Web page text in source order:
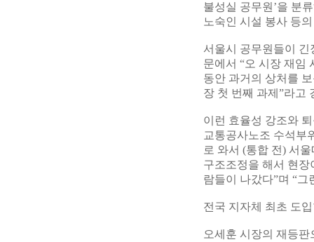
불성실 공무원’을 분
노숙인 시설 봉사 등
서울시 공무원들이
문에서 “오 시장 재임
동안 과거의 상처를
장 첫 번째 과제”라고
이런 효율성 강조와
교통공사노조 수석부
로 와서 (통합 전) 서
구조조정을 해서 현장
람들이 나갔다”며 “
전국 지자체 최초 도
오세훈 시장의 재등